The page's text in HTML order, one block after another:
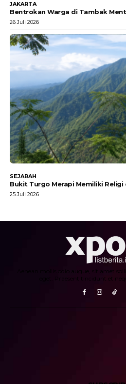
JAKARTA
Bentrokan Warga di Tambak
26 Juli 2026
SEJARAH
Bukit Turgo Merapi Memiliki Religi
25 Juli 2026
Aenean mollis odio augue, sit amet
eget. Praesent tincidunt et